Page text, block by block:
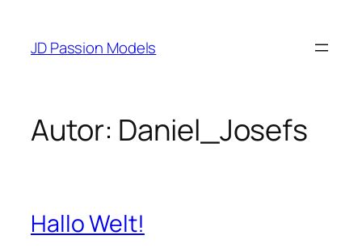
springen
JD Passion Models
Autor: Daniel_Josefs
Hallo Welt!